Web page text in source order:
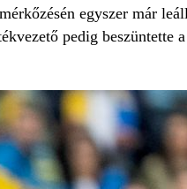
egyszer már
pedig beszüntette